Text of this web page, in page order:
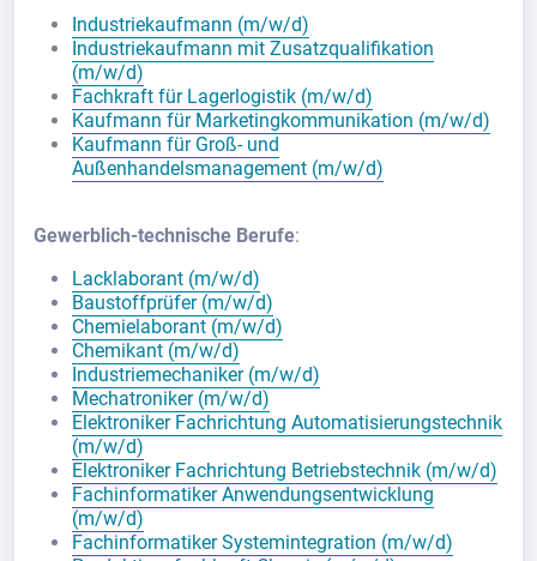
Industriekaufmann (m/w/d)
Industriekaufmann mit Zusatzqualifikation
(m/w/d)
Fachkraft für Lagerlogistik (m/w/d)
Kaufmann für Marketingkommunikation (m/w/d)
Kaufmann für Groß- und
Außenhandelsmanagement (m/w/d)
Gewerblich-technische Berufe:
Lacklaborant (m/w/d)
Baustoffprüfer (m/w/d)
Chemielaborant (m/w/d)
Chemikant (m/w/d)
Industriemechaniker (m/w/d)
Mechatroniker (m/w/d)
Elektroniker Fachrichtung Automatisierungstechnik
(m/w/d)
Elektroniker Fachrichtung Betriebstechnik (m/w/d)
Fachinformatiker Anwendungsentwicklung
(m/w/d)
Fachinformatiker Systemintegration (m/w/d)